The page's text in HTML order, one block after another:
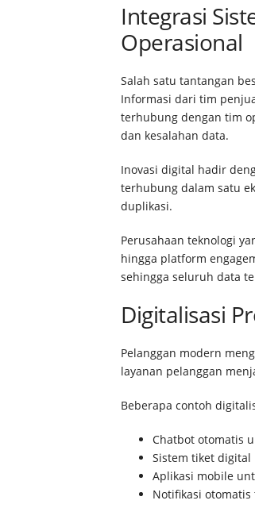
Integrasi
Operasional
Salah satu tantangan
Informasi dari tim
terhubung dengan tim
dan kesalahan data.
Inovasi digital hadir
terhubung dalam satu
duplikasi.
Perusahaan teknologi
hingga platform
sehingga seluruh data
Digitalisasi
Pelanggan modern
layanan pelanggan
Beberapa contoh
Chatbot otomatis
Sistem tiket
Aplikasi mobile
Notifikasi